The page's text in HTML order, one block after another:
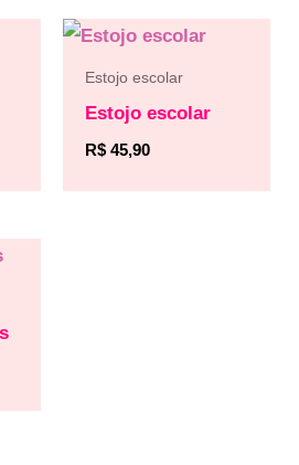
Estojo escolar
Estojo escolar
R$ 45,90